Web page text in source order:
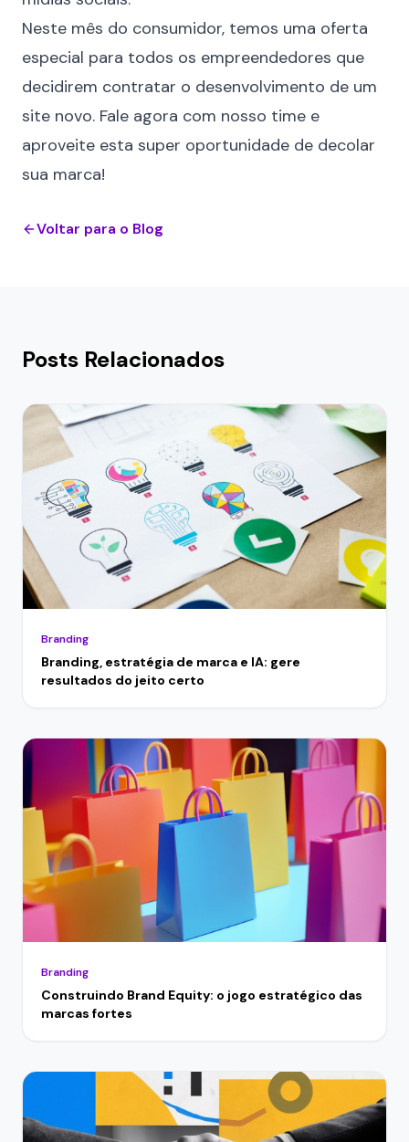
Neste mês do consumidor, temos uma oferta
especial para todos os empreendedores que
decidirem contratar o desenvolvimento de um
site novo. Fale agora com nosso time e
aproveite esta super oportunidade de decolar
sua marca!
Voltar para o Blog
Posts Relacionados
Branding
Branding, estratégia de marca e IA: gere
resultados do jeito certo
Branding
Construindo Brand Equity: o jogo estratégico das
marcas fortes